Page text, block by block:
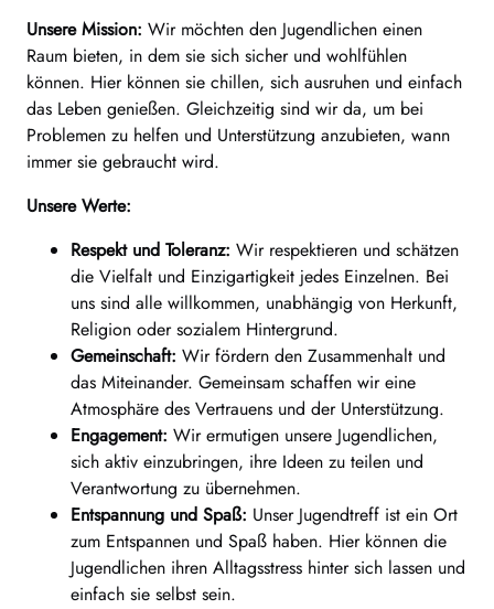
Unsere Mission: Wir möchten den Jugendlichen einen
Raum bieten, in dem sie sich sicher und wohlfühlen
können. Hier können sie chillen, sich ausruhen und einfach
das Leben genießen. Gleichzeitig sind wir da, um bei
Problemen zu helfen und Unterstützung anzubieten, wann
immer sie gebraucht wird.
Unsere Werte:
Respekt und Toleranz: Wir respektieren und schätzen
die Vielfalt und Einzigartigkeit jedes Einzelnen. Bei
uns sind alle willkommen, unabhängig von Herkunft,
Religion oder sozialem Hintergrund.
Gemeinschaft: Wir fördern den Zusammenhalt und
das Miteinander. Gemeinsam schaffen wir eine
Atmosphäre des Vertrauens und der Unterstützung.
Engagement: Wir ermutigen unsere Jugendlichen,
sich aktiv einzubringen, ihre Ideen zu teilen und
Verantwortung zu übernehmen.
Entspannung und Spaß: Unser Jugendtreff ist ein Ort
zum Entspannen und Spaß haben. Hier können die
Jugendlichen ihren Alltagsstress hinter sich lassen und
einfach sie selbst sein.